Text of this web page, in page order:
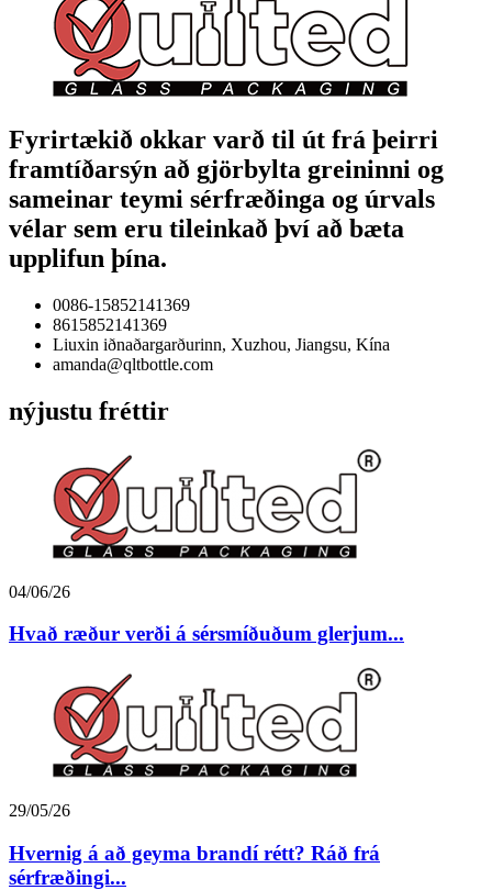
Fyrirtækið okkar varð til út frá þeirri
framtíðarsýn að gjörbylta greininni og
sameinar teymi sérfræðinga og úrvals
vélar sem eru tileinkað því að bæta
upplifun þína.
0086-15852141369
8615852141369
Liuxin iðnaðargarðurinn, Xuzhou, Jiangsu, Kína
amanda@qltbottle.com
nýjustu fréttir
04/06/26
Hvað ræður verði á sérsmíðuðum glerjum...
29/05/26
Hvernig á að geyma brandí rétt? Ráð frá
sérfræðingi...